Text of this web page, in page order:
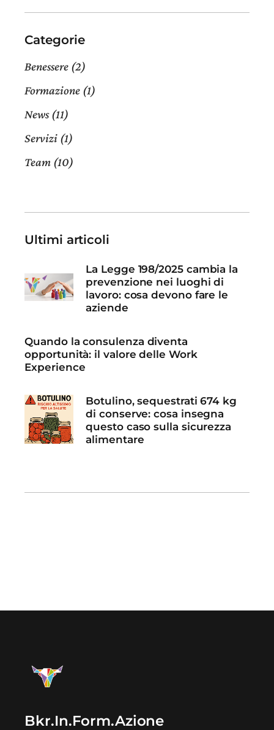
Categorie
Benessere (2)
Formazione (1)
News(11)
Servizi (1)
Team (10)
Ultimi articoli
La Legge 198/2025 cambia la
prevenzione nei luoghi di
lavoro: cosa devono fare le
aziende
Quando la consulenza diventa
opportunità: il valore delle Work
Experience
Botulino, sequestrati 674 kg
di conserve: cosa insegna
questo caso sulla sicurezza
alimentare
Bkr.In.Form.Azione